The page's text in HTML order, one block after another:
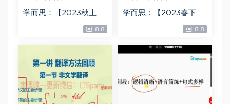
学而思：【2023秋上】
8.8
学而思：【2023春下】
8.8